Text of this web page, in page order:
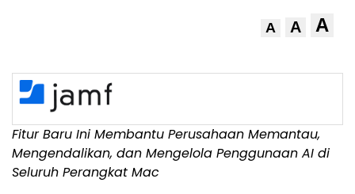
A A A
Fitur Baru Ini Membantu Perusahaan Memantau,
Mengendalikan, dan Mengelola Penggunaan AI di
Seluruh Perangkat Mac